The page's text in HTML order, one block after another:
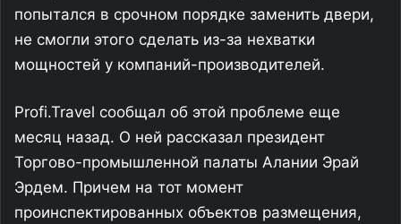
попытался в срочном порядке заменить двери,
не смогли этого сделать из-за нехватки
мощностей у компаний-производителей.
Profi.Travel сообщал об этой проблеме еще
месяц назад. О ней рассказал президент
Торгово-промышленной палаты Алании Эрай
Эрдем. Причем на тот момент
проинспектированных объектов размещения,